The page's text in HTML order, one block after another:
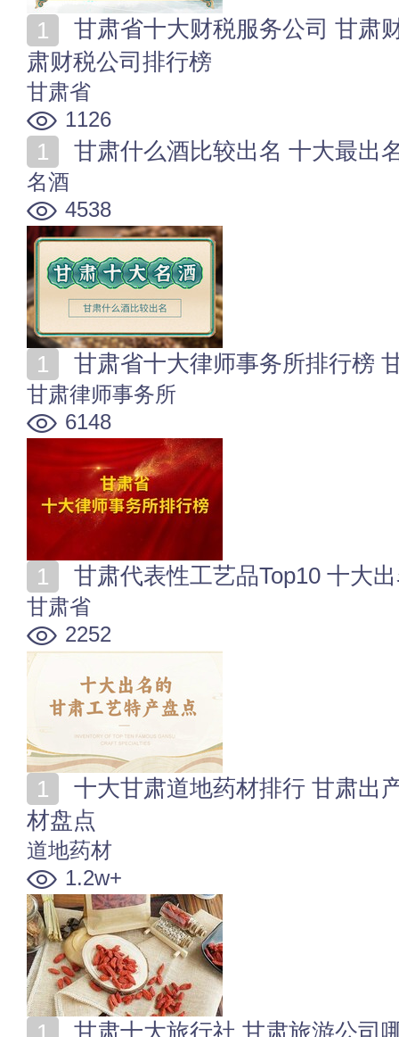
肃财税公司排行榜
甘肃省
1126
甘肃什么酒比较出名 十大最出
名酒
4538
甘肃省十大律师事务所排行榜
甘肃律师事务所
6148
甘肃代表性工艺品Top10 十大
甘肃省
2252
材盘点
道地药材
1.2w+